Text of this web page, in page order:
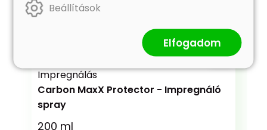
Impregnálás
Carbon MaxX Protector - Impregnáló
spray
200 ml
Beállítások
Elfogadom